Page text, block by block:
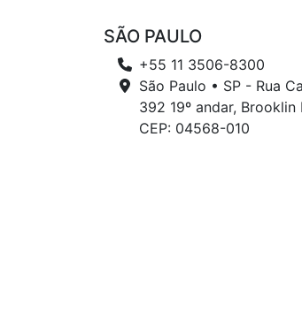
SÃO PAULO
+55 11 3506-8300
São Paulo • SP - Rua
392 19º andar, Brooklin
CEP: 04568-010